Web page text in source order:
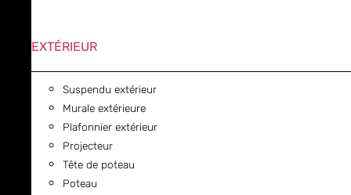
EXTÉRIEUR
Suspendu extérieur
Murale extérieure
Plafonnier extérieur
Projecteur
Tête de poteau
Poteau